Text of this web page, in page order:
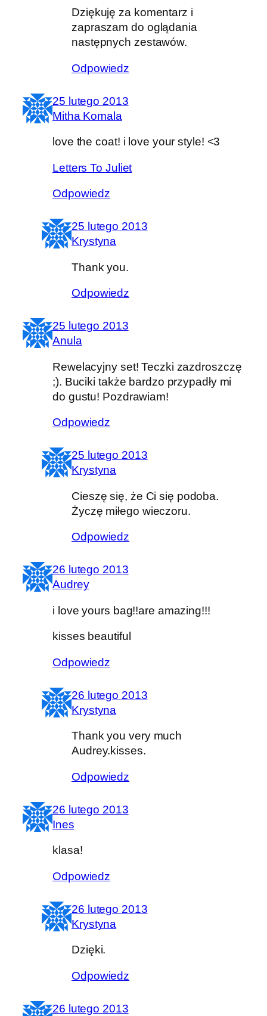
Dziękuję za komentarz i
zapraszam do oglądania
następnych zestawów.
Odpowiedz
25 lutego 2013
Mitha Komala
love the coat! i love your style! <3
Letters To Juliet
Odpowiedz
25 lutego 2013
Krystyna
Thank you.
Odpowiedz
25 lutego 2013
Anula
Rewelacyjny set! Teczki zazdroszczę
;). Buciki także bardzo przypadły mi
do gustu! Pozdrawiam!
Odpowiedz
25 lutego 2013
Krystyna
Cieszę się, że Ci się podoba.
Życzę miłego wieczoru.
Odpowiedz
26 lutego 2013
Audrey
i love yours bag!!are amazing!!!
kisses beautiful
Odpowiedz
26 lutego 2013
Krystyna
Thank you very much
Audrey.kisses.
Odpowiedz
26 lutego 2013
Ines
klasa!
Odpowiedz
26 lutego 2013
Krystyna
Dzięki.
Odpowiedz
26 lutego 2013